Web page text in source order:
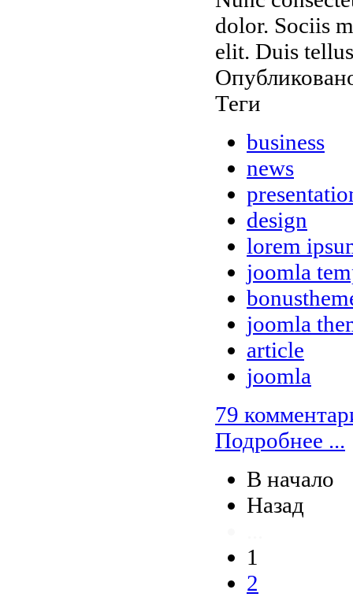
dolor. Sociis
elit. Duis
Теги
business
news
design
lorem
joomla
joomla
article
joomla
79
Подробнее ...
В начало
Назад
1
2